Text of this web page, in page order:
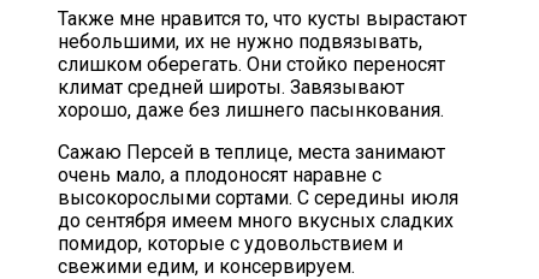
Также мне нравится то, что кусты вырастают
небольшими, их не нужно подвязывать,
слишком оберегать. Они стойко переносят
климат средней широты. Завязывают
хорошо, даже без лишнего пасынкования.
Сажаю Персей в теплице, места занимают
очень мало, а плодоносят наравне с
высокорослыми сортами. С середины июля
до сентября имеем много вкусных сладких
помидор, которые с удовольствием и
свежими едим, и консервируем.